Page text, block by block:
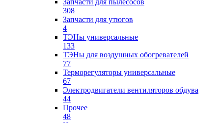
308
Запчасти для утюгов
4
ТЭНы универсальные
133
ТЭНы для воздушных обогревателей
77
Терморегуляторы универсальные
67
Электродвигатели вентиляторов обдува
44
Прочее
48